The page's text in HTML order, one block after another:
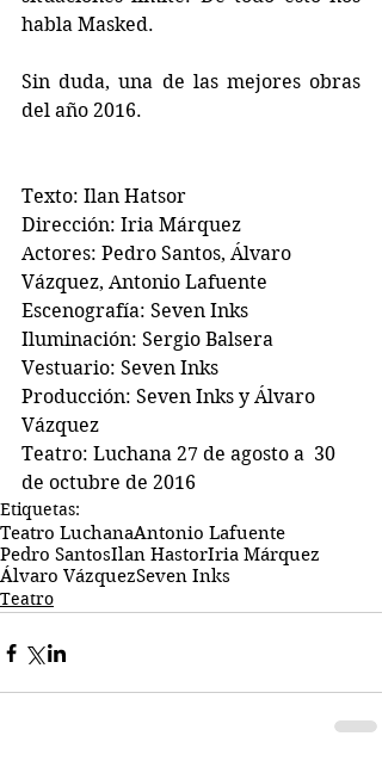
habla Masked.
Sin duda, una de las mejores obras
del año 2016.
Texto: Ilan Hatsor
Dirección: Iria Márquez
Actores: Pedro Santos, Álvaro
Vázquez, Antonio Lafuente
Escenografía: Seven Inks
Iluminación: Sergio Balsera
Vestuario: Seven Inks
Producción: Seven Inks y Álvaro
Vázquez
Teatro: Luchana 27 de agosto a  30
de octubre de 2016
Etiquetas:
Teatro LuchanaAntonio Lafuente
Pedro SantosIlan HastorIria Márquez
Álvaro VázquezSeven Inks
Teatro